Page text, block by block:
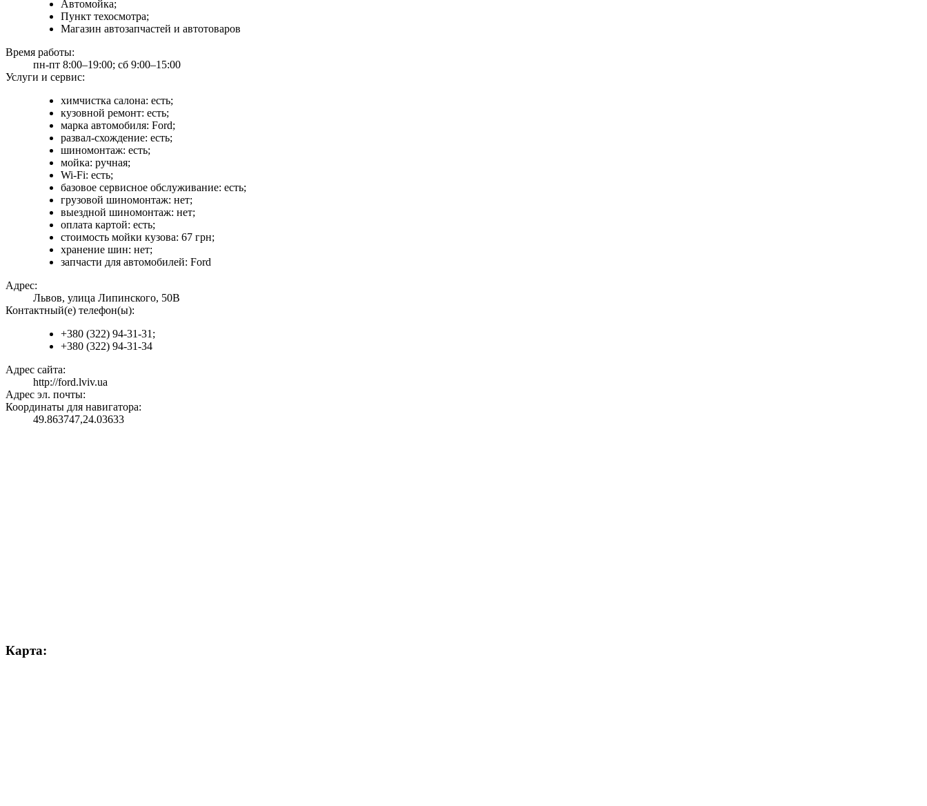
Автомойка;
Пункт техосмотра;
Магазин автозапчастей и автотоваров
Время работы:
пн-пт 8:00–19:00; сб 9:00–15:00
Услуги и сервис:
химчистка салона: есть;
кузовной ремонт: есть;
марка автомобиля: Ford;
развал-схождение: есть;
шиномонтаж: есть;
мойка: ручная;
Wi-Fi: есть;
базовое сервисное обслуживание: есть;
грузовой шиномонтаж: нет;
выездной шиномонтаж: нет;
оплата картой: есть;
стоимость мойки кузова: 67 грн;
хранение шин: нет;
запчасти для автомобилей: Ford
Адрес:
Львов, улица Липинского, 50В
Контактный(е) телефон(ы):
+380 (322) 94-31-31;
+380 (322) 94-31-34
Адрес сайта:
http://ford.lviv.ua
Адрес эл. почты:
Координаты для навигатора:
49.863747,24.03633
Карта: